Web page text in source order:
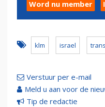
Word nu member
klm israel
Verstuur per e-mail
Meld u aan voor de
Tip de redactie